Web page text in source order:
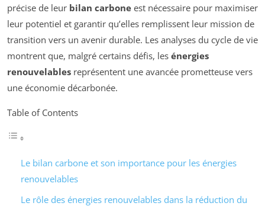
précise de leur bilan carbone est nécessaire pour maximiser
leur potentiel et garantir qu’elles remplissent leur mission de
transition vers un avenir durable. Les analyses du cycle de vie
montrent que, malgré certains défis, les énergies
renouvelables représentent une avancée prometteuse vers
une économie décarbonée.
Table of Contents
Le bilan carbone et son importance pour les énergies
renouvelables
Le rôle des énergies renouvelables dans la réduction du